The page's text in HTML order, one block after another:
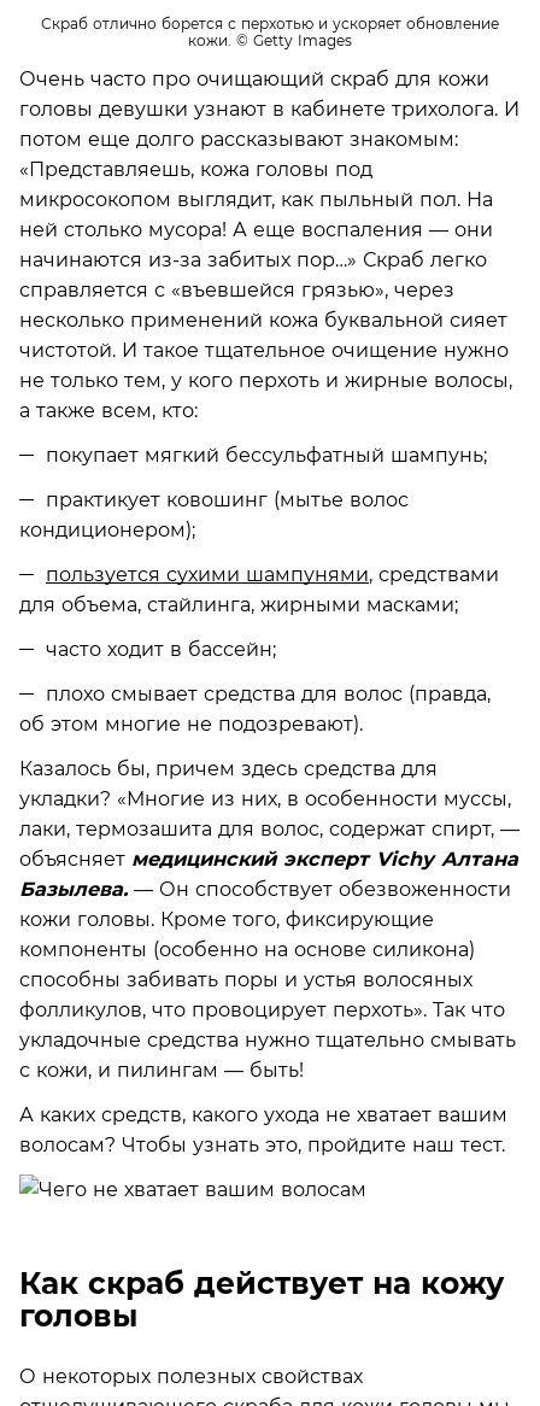
Скраб отлично борется с перхотью и ускоряет обновление
кожи. © Getty Images
Очень часто про очищающий скраб для кожи
головы девушки узнают в кабинете трихолога. И
потом еще долго рассказывают знакомым:
«Представляешь, кожа головы под
микросокопом выглядит, как пыльный пол. На
ней столько мусора! А еще воспаления — они
начинаются из-за забитых пор…» Скраб легко
справляется с «въевшейся грязью», через
несколько применений кожа буквальной сияет
чистотой. И такое тщательное очищение нужно
не только тем, у кого перхоть и жирные волосы,
а также всем, кто:
покупает мягкий бессульфатный шампунь;
практикует ковошинг (мытье волос
кондиционером);
пользуется сухими шампунями, средствами
для объема, стайлинга, жирными масками;
часто ходит в бассейн;
плохо смывает средства для волос (правда,
об этом многие не подозревают).
Казалось бы, причем здесь средства для
укладки? «Многие из них, в особенности муссы,
лаки, термозашита для волос, содержат спирт, —
объясняет медицинский эксперт Vichy Алтана
Базылева. — Он способствует обезвоженности
кожи головы. Кроме того, фиксирующие
компоненты (особенно на основе силикона)
способны забивать поры и устья волосяных
фолликулов, что провоцирует перхоть». Так что
укладочные средства нужно тщательно смывать
с кожи, и пилингам — быть!
А каких средств, какого ухода не хватает вашим
волосам? Чтобы узнать это, пройдите наш тест.
Как скраб действует на кожу
головы
О некоторых полезных свойствах